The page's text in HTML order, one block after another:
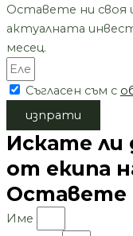
Оставете ни своя
актуалната
месец.
Съгласен съм с
изпрати
Искате ли
от екипа
Оставете
Име